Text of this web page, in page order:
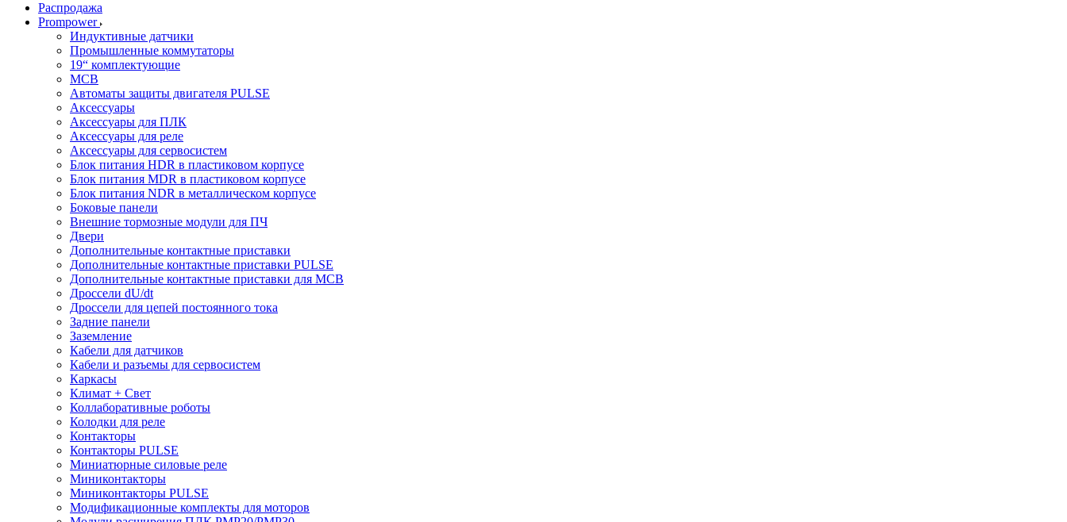
Распродажа
Prompower
Индуктивные датчики
Промышленные коммутаторы
19“ комплектующие
MCB
Автоматы защиты двигателя PULSE
Аксессуары
Аксессуары для ПЛК
Аксессуары для реле
Аксессуары для сервосистем
Блок питания HDR в пластиковом корпусе
Блок питания MDR в пластиковом корпусе
Блок питания NDR в металлическом корпусе
Боковые панели
Внешние тормозные модули для ПЧ
Двери
Дополнительные контактные приставки
Дополнительные контактные приставки PULSE
Дополнительные контактные приставки для MCB
Дроссели dU/dt
Дроссели для цепей постоянного тока
Задние панели
Заземление
Кабели для датчиков
Кабели и разъемы для сервосистем
Каркасы
Климат + Свет
Коллаборативные роботы
Колодки для реле
Контакторы
Контакторы PULSE
Миниатюрные силовые реле
Миниконтакторы
Миниконтакторы PULSE
Модификационные комплекты для моторов